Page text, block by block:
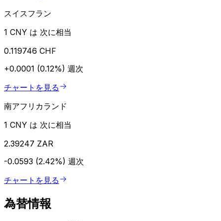
スイスフラン
1 CNY は 次に相当
0.119746 CHF
+0.0001 (0.12%) 週次
チャートを見る
南アフリカランド
1 CNY は 次に相当
2.39247 ZAR
-0.0593 (2.42%) 週次
チャートを見る
為替情報